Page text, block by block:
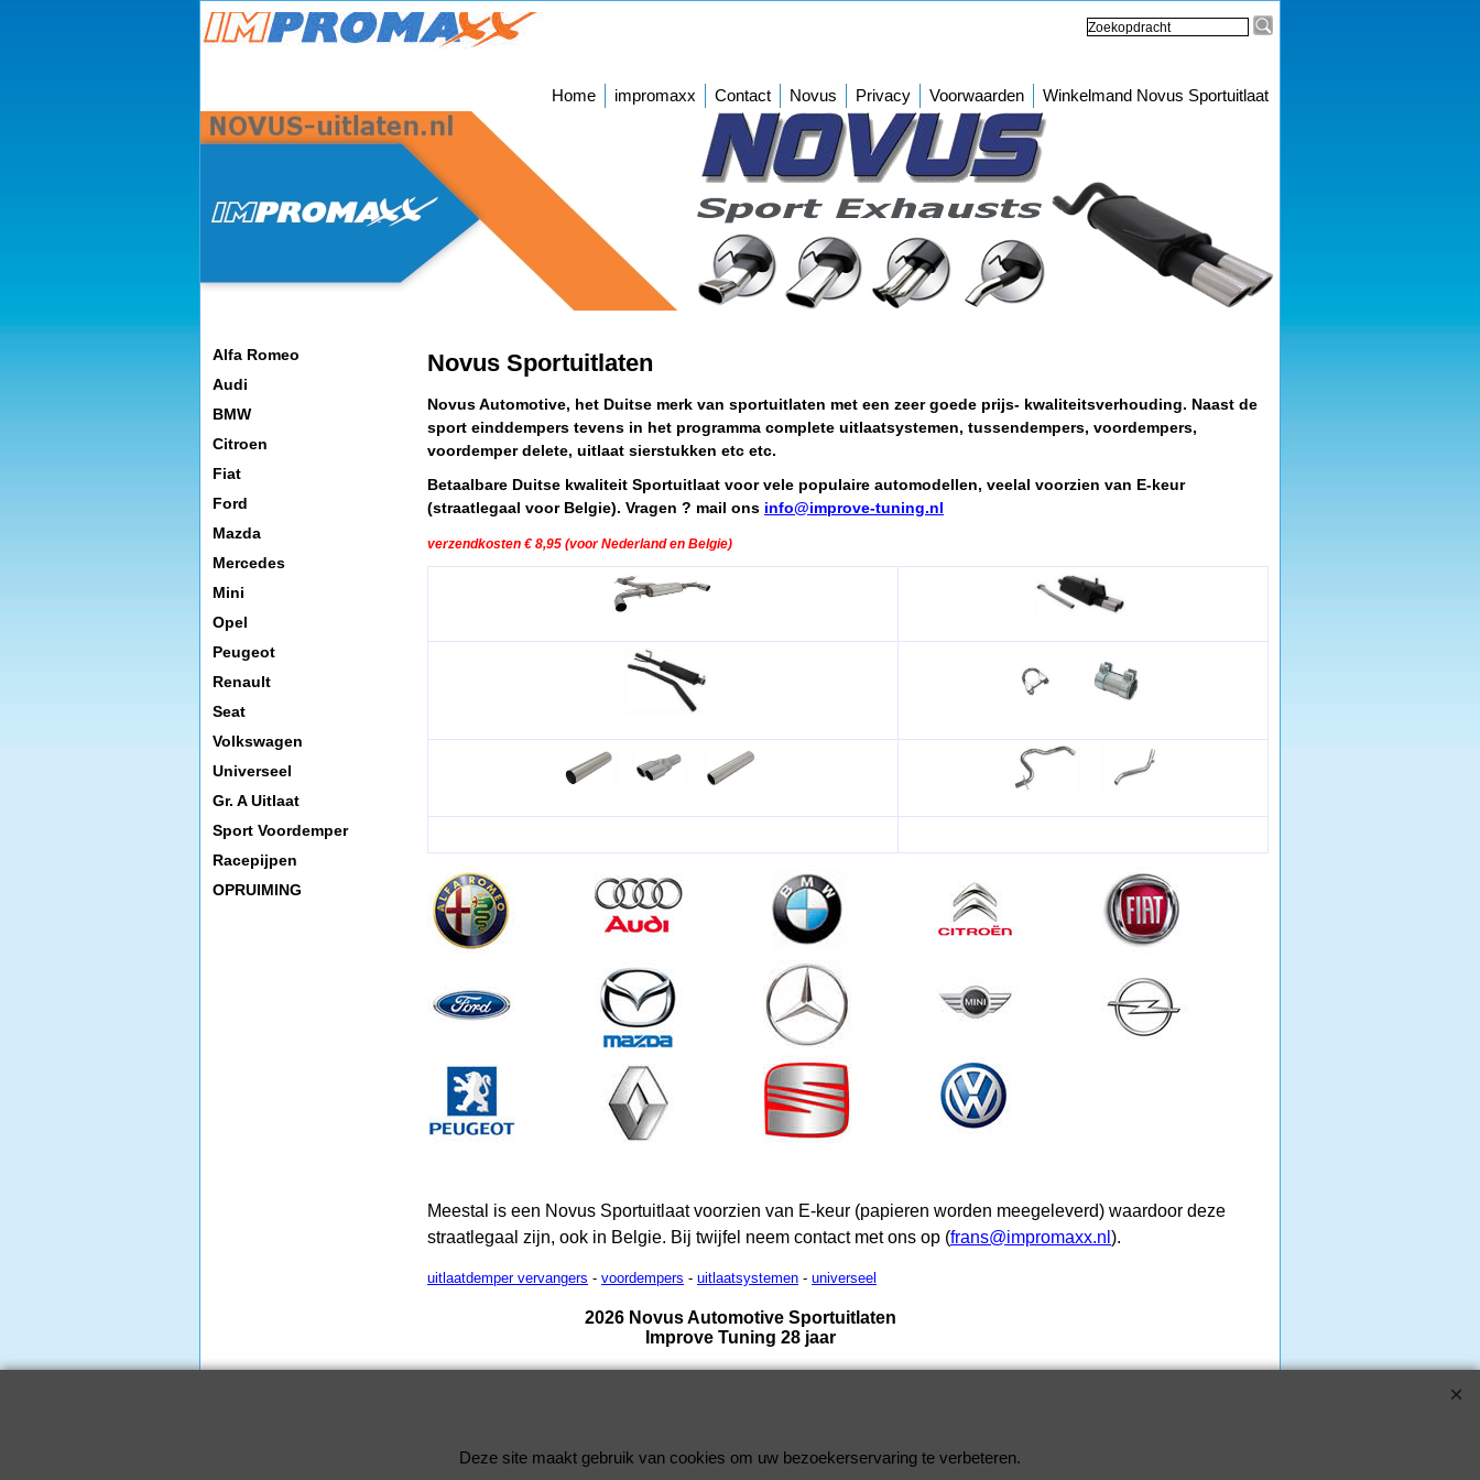
Home impromaxx Contact Novus Privacy Voorwaarden Winkelmand Novus Sportuitlaat
Alfa Romeo
Audi
BMW
Citroen
Fiat
Ford
Mazda
Mercedes
Mini
Opel
Peugeot
Renault
Seat
Volkswagen
Universeel
Gr. A Uitlaat
Sport Voordemper
Racepijpen
OPRUIMING
Novus Sportuitlaten
Novus Automotive, het Duitse merk van sportuitlaten met een zeer goede prijs- kwaliteitsverhouding. Naast de
sport einddempers tevens in het programma complete uitlaatsystemen, tussendempers, voordempers,
voordemper delete, uitlaat sierstukken etc etc.
Betaalbare Duitse kwaliteit Sportuitlaat voor vele populaire automodellen, veelal voorzien van E-keur
(straatlegaal voor Belgie). Vragen ? mail ons info@improve-tuning.nl
verzendkosten € 8,95 (voor Nederland en Belgie)
Meestal is een Novus Sportuitlaat voorzien van E-keur (papieren worden meegeleverd) waardoor deze
straatlegaal zijn, ook in Belgie. Bij twijfel neem contact met ons op (frans@impromaxx.nl ).
uitlaatdemper vervangers - voordempers - uitlaatsystemen - universeel
2026 Novus Automotive Sportuitlaten
Improve Tuning 28 jaar
Deze site maakt gebruik van cookies om uw bezoekerservaring te verbeteren.